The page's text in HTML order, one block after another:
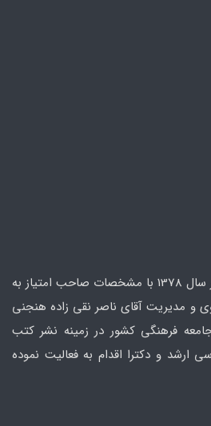
انتشارات کتابخانه فرهنگ در سال 1378 با مشخصات صاحب امتیاز به
و مدیریت آقای ناصر نقی زاده هنجنی
فرهنگی کشور در زمینه نشر کتب
ارشد و دکترا اقدام به فعالیت نموده